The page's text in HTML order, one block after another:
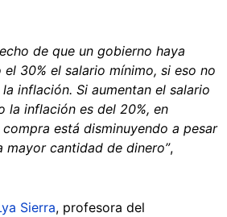
de que un gobierno haya
30% el salario mínimo, si eso no
inflación. Si aumentan el salario
la inflación es del 20%, en
está disminuyendo a pesar
mayor cantidad de dinero”,
Sierra, profesora del